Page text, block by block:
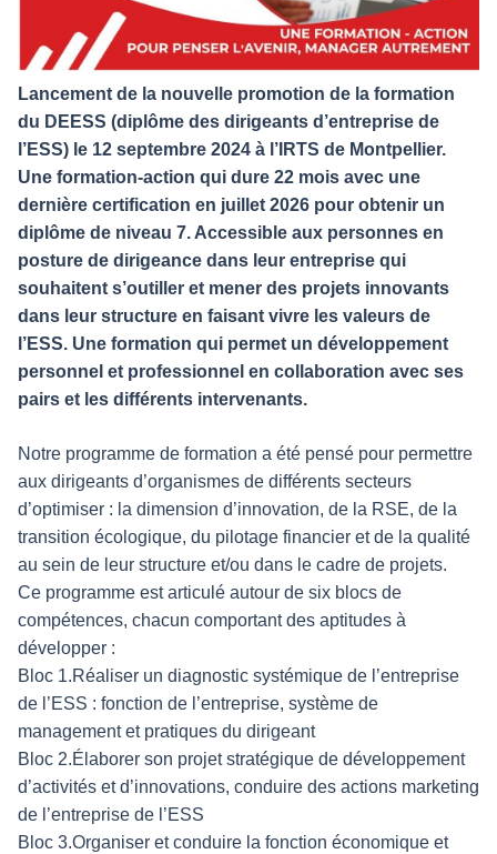
Lancement de la nouvelle promotion de la formation
du DEESS (diplôme des dirigeants d’entreprise de
l’ESS) le 12 septembre 2024 à l’IRTS de Montpellier.
Une formation-action qui dure 22 mois avec une
dernière certification en juillet 2026 pour obtenir un
diplôme de niveau 7. Accessible aux personnes en
posture de dirigeance dans leur entreprise qui
souhaitent s’outiller et mener des projets innovants
dans leur structure en faisant vivre les valeurs de
l’ESS. Une formation qui permet un développement
personnel et professionnel en collaboration avec ses
pairs et les différents intervenants.
Notre programme de formation a été pensé pour permettre
aux dirigeants d’organismes de différents secteurs
d’optimiser : la dimension d’innovation, de la RSE, de la
transition écologique, du pilotage financier et de la qualité
au sein de leur structure et/ou dans le cadre de projets.
Ce programme est articulé autour de six blocs de
compétences, chacun comportant des aptitudes à
développer :
Bloc 1.Réaliser un diagnostic systémique de l’entreprise
de l’ESS : fonction de l’entreprise, système de
management et pratiques du dirigeant
Bloc 2.Élaborer son projet stratégique de développement
d’activités et d’innovations, conduire des actions marketing
de l’entreprise de l’ESS
Bloc 3.Organiser et conduire la fonction économique et